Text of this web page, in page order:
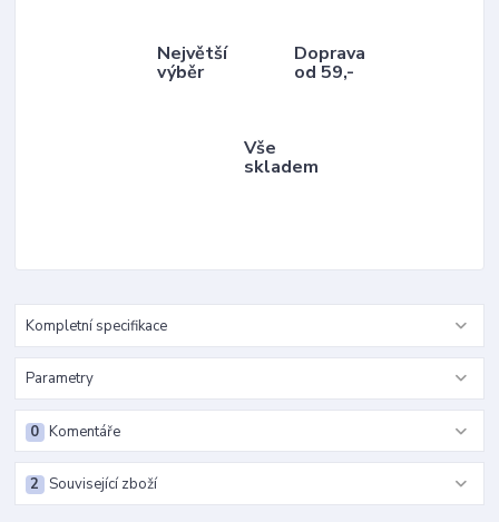
Největší
výběr
Doprava
od 59,-
Vše
skladem
Kompletní specifikace
Parametry
Komentáře
0
Související zboží
2